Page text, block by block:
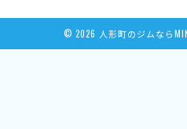
© 2026 人形町のジムなら